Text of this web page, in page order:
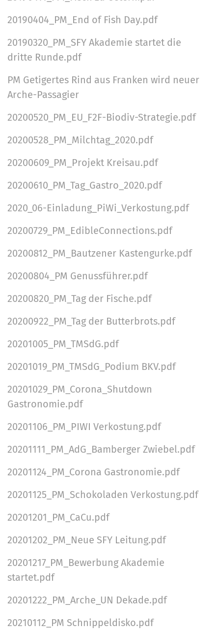
20190404_PM_End of Fish Day.pdf
20190320_PM_SFY Akademie startet die
dritte Runde.pdf
PM Getigertes Rind aus Franken wird neuer
Arche-Passagier
20200520_PM_EU_F2F-Biodiv-Strategie.pdf
20200528_PM_Milchtag_2020.pdf
20200609_PM_Projekt Kreisau.pdf
20200610_PM_Tag_Gastro_2020.pdf
2020_06-Einladung_PiWi_Verkostung.pdf
20200729_PM_EdibleConnections.pdf
20200812_PM_Bautzener Kastengurke.pdf
20200804_PM Genussführer.pdf
20200820_PM_Tag der Fische.pdf
20200922_PM_Tag der Butterbrots.pdf
20201005_PM_TMSdG.pdf
20201019_PM_TMSdG_Podium BKV.pdf
20201029_PM_Corona_Shutdown
Gastronomie.pdf
20201106_PM_PIWI Verkostung.pdf
20201111_PM_AdG_Bamberger Zwiebel.pdf
20201124_PM_Corona Gastronomie.pdf
20201125_PM_Schokoladen Verkostung.pdf
20201201_PM_CaCu.pdf
20201202_PM_Neue SFY Leitung.pdf
20201217_PM_Bewerbung Akademie
startet.pdf
20201222_PM_Arche_UN Dekade.pdf
20210112_PM Schnippeldisko.pdf